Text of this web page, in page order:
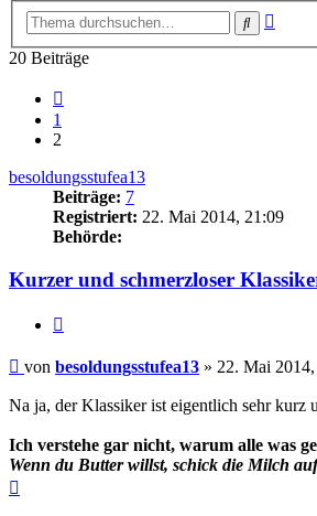
Suche
20 Beiträge
1
2
besoldungsstufea13
Beiträge: 7
Registriert: 22. Mai 2014, 21:09
Behörde:
Kurzer und schmerzloser
Beitrag
von besoldungsstufea13 » 22. Mai
Na ja, der Klassiker ist eigentlich sehr kurz
Ich verstehe gar nicht, warum alle was
Wenn du Butter willst, schick die Milch